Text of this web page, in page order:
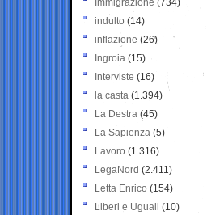
Immigrazione (734)
indulto (14)
inflazione (26)
Ingroia (15)
Interviste (16)
la casta (1.394)
La Destra (45)
La Sapienza (5)
Lavoro (1.316)
LegaNord (2.411)
Letta Enrico (154)
Liberi e Uguali (10)